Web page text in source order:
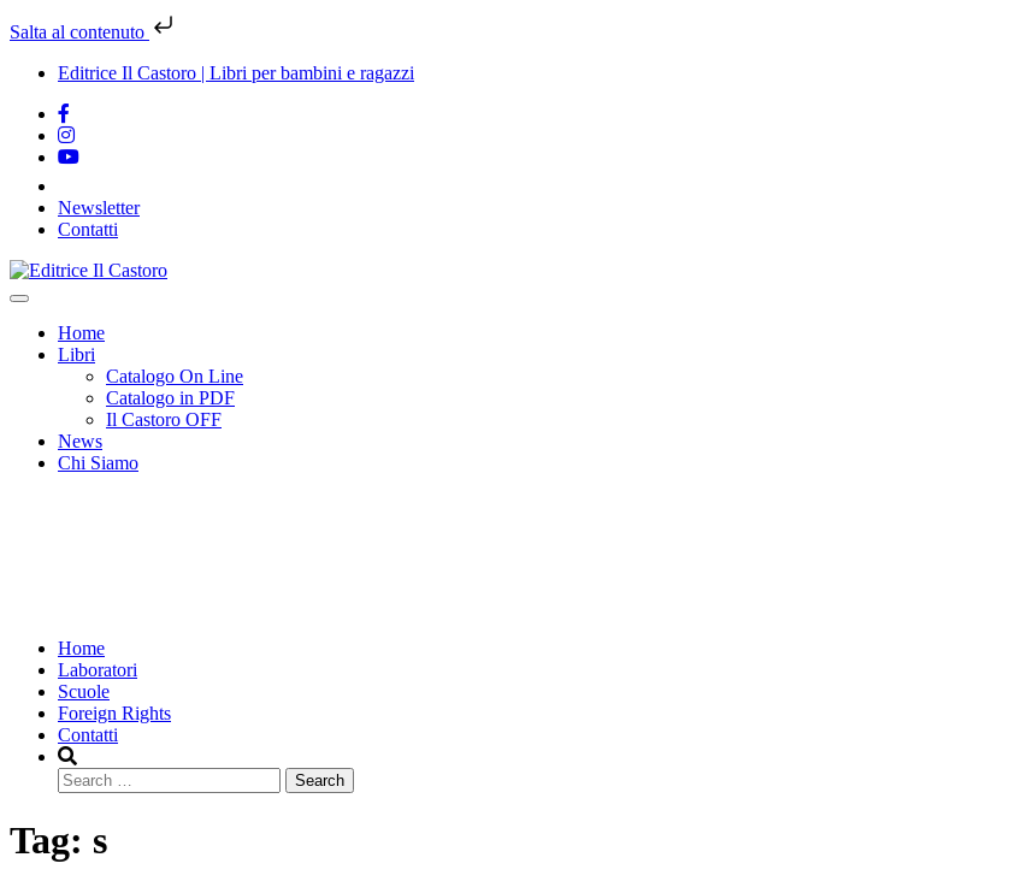
Salta al contenuto
Editrice Il Castoro | Libri per bambini e ragazzi
Newsletter
Contatti
Vai
al
Home
Libri
Catalogo On Line
Catalogo in PDF
Il Castoro OFF
News
Chi Siamo
Home
Laboratori
Scuole
Foreign Rights
Contatti
Search
Tag: s